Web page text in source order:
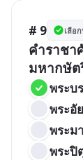
# 9 เลือ
คำราชา
มหากษัต
พระบ
พระอั
พระม
พระปิ